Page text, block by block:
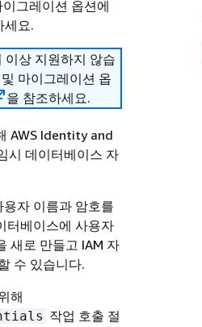
그레이션 옵션에
세요.
상 지원하지 않습
마이그레이션 옵
을 참조하세요.
AWS Identity and
시 데이터베이스 자
자 이름과 암호를
터베이스에 사용자
새로 만들고 IAM 자
수 있습니다.
해
작업 호출 절